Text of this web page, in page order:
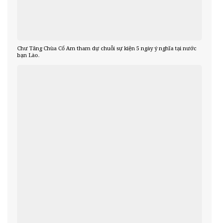
Chư Tăng Chùa Cổ Am tham dự chuỗi sự kiện 5 ngày ý nghĩa tại nước
bạn Lào.